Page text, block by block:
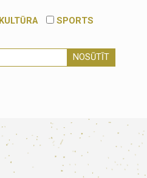
KULTŪRA
SPORTS
NOSŪTĪT